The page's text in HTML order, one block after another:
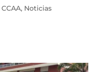
CCAA, Noticias